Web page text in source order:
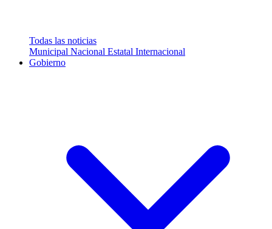
Todas las noticias
Municipal Nacional Estatal Internacional
Gobierno